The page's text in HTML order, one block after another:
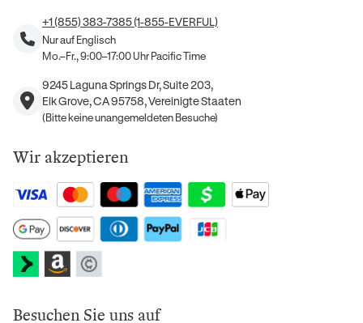
+1 (855) 383-7385 (1-855-EVERFUL)
Nur auf Englisch
Mo.–Fr., 9:00–17:00 Uhr Pacific Time
9245 Laguna Springs Dr, Suite 203,
Elk Grove, CA 95758, Vereinigte Staaten
(Bitte keine unangemeldeten Besuche)
Wir akzeptieren
Besuchen Sie uns auf